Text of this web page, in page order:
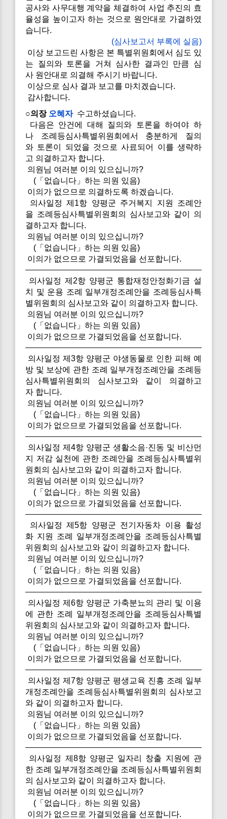
공사와 사무대행 계약을 체결하여 사업 추진의 효
율성을 높이고자 하는 것으로 원안대로 가결하였
습니다.
(심사보고서 부록에 실음)
이상 보고드린 사항은 본 특별위원회에서 심도 있
는 질의와 토론을 거쳐 심사한 결과인 만큼 심
사 원안대로 의결해 주시기 바랍니다.
이상으로 심사 결과 보고를 마치겠습니다.
감사합니다.
○의장 오혜자수고하셨습니다.
다음은 안건에 대해 질의와 토론을 하여야 하
나 조례등심사특별위원회에서 충분하게 질의
와 토론이 되었을 것으로 사료되어 이를 생략하
고 의결하고자 합니다.
의원님 여러분 이의 있으십니까?
(「없습니다」하는 의원 있음)
이의가 없으므로 의결하도록 하겠습니다.
의사일정 제1항 양평군 주거복지 지원 조례안
을 조례등심사특별위원회의 심사보고와 같이 의
결하고자 합니다.
의원님 여러분 이의 있으십니까?
(「없습니다」하는 의원 있음)
이의가 없으므로 가결되었음을 선포합니다.
의사일정 제2항 양평군 통합재정안정화기금 설
치 및 운용 조례 일부개정조례안을 조례등심사특
별위원회의 심사보고와 같이 의결하고자 합니다.
의원님 여러분 이의 있으십니까?
(「없습니다」하는 의원 있음)
이의가 없으므로 가결되었음을 선포합니다.
의사일정 제3항 양평군 야생동물로 인한 피해 예
방 및 보상에 관한 조례 일부개정조례안을 조례등
심사특별위원회의 심사보고와 같이 의결하고
자 합니다.
의원님 여러분 이의 있으십니까?
(「없습니다」하는 의원 있음)
이의가 없으므로 가결되었음을 선포합니다.
의사일정 제4항 양평군 생활소음·진동 및 비산먼
지 저감 실천에 관한 조례안을 조례등심사특별위
원회의 심사보고와 같이 의결하고자 합니다.
의원님 여러분 이의 있으십니까?
(「없습니다」하는 의원 있음)
이의가 없으므로 가결되었음을 선포합니다.
의사일정 제5항 양평군 전기자동차 이용 활성
화 지원 조례 일부개정조례안을 조례등심사특별
위원회의 심사보고와 같이 의결하고자 합니다.
의원님 여러분 이의 있으십니까?
(「없습니다」하는 의원 있음)
이의가 없으므로 가결되었음을 선포합니다.
의사일정 제6항 양평군 가축분뇨의 관리 및 이용
에 관한 조례 일부개정조례안을 조례등심사특별
위원회의 심사보고와 같이 의결하고자 합니다.
의원님 여러분 이의 있으십니까?
(「없습니다」하는 의원 있음)
이의가 없으므로 가결되었음을 선포합니다.
의사일정 제7항 양평군 평생교육 진흥 조례 일부
개정조례안을 조례등심사특별위원회의 심사보고
와 같이 의결하고자 합니다.
의원님 여러분 이의 있으십니까?
(「없습니다」하는 의원 있음)
이의가 없으므로 가결되었음을 선포합니다.
의사일정 제8항 양평군 일자리 창출 지원에 관
한 조례 일부개정조례안을 조례등심사특별위원회
의 심사보고와 같이 의결하고자 합니다.
의원님 여러분 이의 있으십니까?
(「없습니다」하는 의원 있음)
이의가 없으므로 가결되었음을 선포합니다.